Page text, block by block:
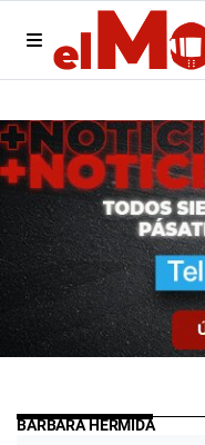
BÁRBARA HERMIDA